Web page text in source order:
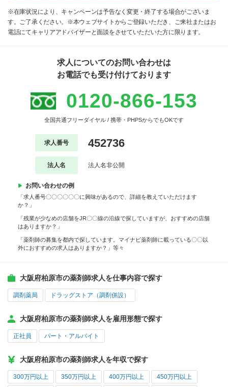
※在庫状況により、キャンペーンは予告なく変更・終了する場合がございま
す。ご了承ください。※本ウェブサイトからご登録いただき、ご来社またはお
電話にてキャリアアドバイザーと面談をさせていただいた方に限ります。
求人についてのお問い合わせは
お電話でも受け付けております
0120-866-153
全国共通フリーダイヤル / 携帯・PHPSからでもOKです
求人番号 452736
法人名 法人名非公開
お問い合わせの例
「求人番号〇〇〇〇〇〇に興味があるので、詳細を教えていただけます
か？」
「残業が少なめの店舗をJR〇〇線の沿線で探していますが、おすすめの店舗
はありますか？」
「薬剤師の募集を都内で探しています。マイナビ薬剤師に載っている〇〇以
外におすすめの求人はありますか？」等々
大阪府柏原市の薬剤師求人を仕事内容で探す
調剤薬局 ドラッグストア（調剤併設）
大阪府柏原市の薬剤師求人を雇用形態で探す
正社員 パート・アルバイト
大阪府柏原市の薬剤師求人を年収で探す
300万円以上 350万円以上 400万円以上 450万円以上